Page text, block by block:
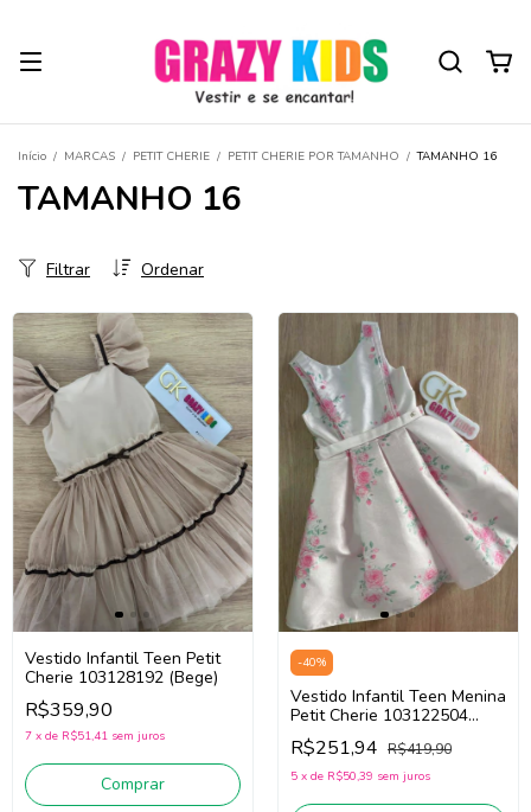
Início / MARCAS / PETIT CHERIE / PETIT CHERIE POR TAMANHO / TAMANHO 16
TAMANHO 16
Ordenar
Filtrar
Vestido Infantil Teen Petit
Cherie 103128192 (Bege)
R$359,90
7 x de R$51,41 sem juros
Comprar
-40%
Vestido Infantil Teen Menina
Petit Cherie 103122504
(Rosa Claro)
R$251,94 R$419,90
5 x de R$50,39 sem juros